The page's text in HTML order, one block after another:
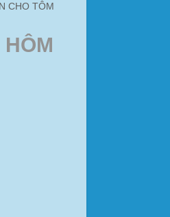
CHO TÔM